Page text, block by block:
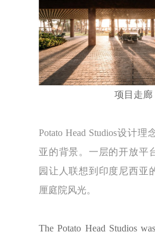
项目走廊
Potato Head Studios设计
亚的背景。一层的开放平
园让人联想到印度尼西亚
厘庭院风光。
The Potato Head Studios